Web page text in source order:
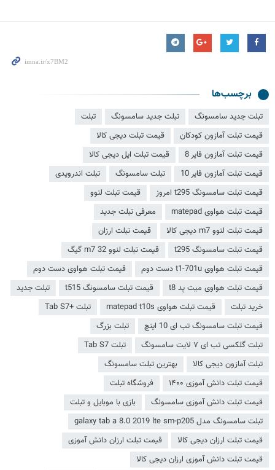
برچسب‌ها
تبلت جدید سامسونگ تبلت جديد سامسونگ
تبلت
قیمت تبلت آمازون کودکان
قیمت تبلت دیجی کالا
قیمت تبلت آمازون فایر 8
قیمت تبلت اپل دیجی کالا
قیمت تبلت آمازون فایر 10
تبلت سامسونگ
تبلت اندرویدی
قیمت تبلت سامسونگ t295 امروز
قیمت تبلت لنوو
قیمت تبلت هواوی matepad
معرفی تبلت جدید
قیمت تبلت لنوو m7 دیجی کالا
قیمت تبلت ارزان
قیمت تبلت سامسونگ t295
قیمت تبلت لنوو m7 32 گیگ
قیمت تبلت هواوی t1-701u دست دوم
قیمت تبلت هواوی دست دوم
قیمت تبلت هواوی میت پد t8
قیمت تبلت سامسونگ t515
تبلت جدید
خرید تبلت
قیمت تبلت هواوی matepad t10s
تبلت +Tab S7
قیمت تبلت سامسونگ تب ای 10 اینچ
تبلت بزرگ
تبلت گلکسی تب ای ۷ لایت سامسونگ
تبلت Tab S7
تبلت آمازون دیجی کالا
بهترین تبلت سامسونگ
قیمت تبلت دانش آموزی ۱۴۰۰
فروشگاه تبلت
قیمت تبلت دانش آموزی سامسونگ
بازی با موبایل و تبلت
تبلت سامسونگ مدل galaxy tab a 8.0 2019 lte sm-p205
قیمت تبلت ارزان دیجی کالا
قیمت تبلت ارزان دانش آموزی
قیمت تبلت دانش آموزی ارزان دیجی کالا